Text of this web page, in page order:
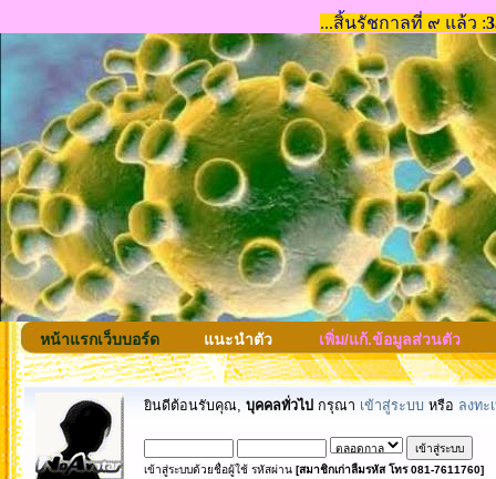
หน้าแรกเว็บบอร์ด แนะนำตัว เพิ่ม/แก้.ข้อมูลส่วนตัว
ยินดีต้อนรับคุณ, บุคคลทั่วไป กรุณา เข้าสู่ระบบ หรือ ลงทะ
เข้าสู่ระบบด้วยชื่อผู้ใช้ รหัสผ่าน [สมาชิกเก่าลืมรหัส โทร 081-7611760]